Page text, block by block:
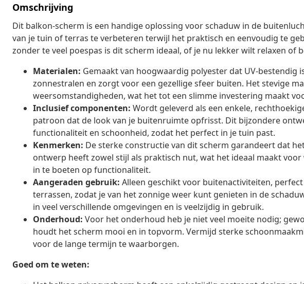
Omschrijving
Dit balkon-scherm is een handige oplossing voor schaduw in de
van je tuin of terras te verbeteren terwijl het praktisch en eenvoudig te
zonder te veel poespas is dit scherm ideaal, of je nu lekker wilt relaxen of
Materialen: Gemaakt van hoogwaardig polyester dat UV-bestendig
zonnestralen en zorgt voor een gezellige sfeer buiten. Het stevige
weersomstandigheden, wat het tot een slimme investering maakt
Inclusief componenten: Wordt geleverd als een enkele,
patroon dat de look van je buitenruimte opfrisst. Dit bijzondere
functionaliteit en schoonheid, zodat het perfect in je tuin past.
Kenmerken: De sterke constructie van dit scherm garandeert dat
ontwerp heeft zowel stijl als praktisch nut, wat het ideaal maakt
in te boeten op functionaliteit.
Aangeraden gebruik: Alleen geschikt voor buitenactiviteiten,
terrassen, zodat je van het zonnige weer kunt genieten in de
in veel verschillende omgevingen en is veelzijdig in gebruik.
Onderhoud: Voor het onderhoud heb je niet veel moeite nodig;
houdt het scherm mooi en in topvorm. Vermijd sterke
voor de lange termijn te waarborgen.
Goed om te weten: